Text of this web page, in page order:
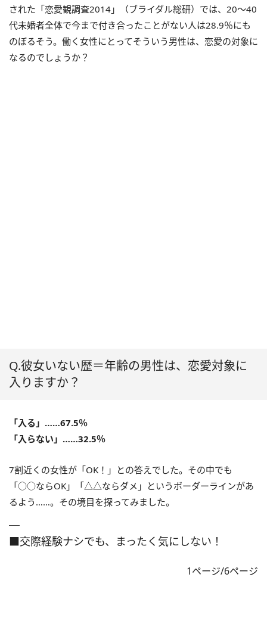
された「恋愛観調査2014」（ブライダル総研）では、20～40
代未婚者全体で今まで付き合ったことがない人は28.9％にも
のぼるそう。働く女性にとってそういう男性は、恋愛の対象に
なるのでしょうか？
Q.彼女いない歴＝年齢の男性は、恋愛対象に
入りますか？
「入る」……67.5％
「入らない」……32.5％
7割近くの女性が「OK！」との答えでした。その中でも
「○○ならOK」「△△ならダメ」というボーダーラインがあ
るよう……。その境目を探ってみました。
■交際経験ナシでも、まったく気にしない！
1ページ/6ページ